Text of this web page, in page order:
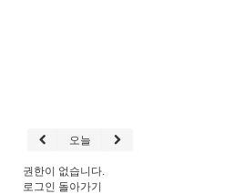
오늘
권한이 없습니다.
로그인 돌아가기